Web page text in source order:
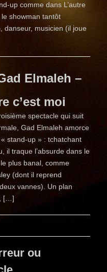
up comme dans L’autre
le showman tantôt
danseur, musicien (il joue
Elmaleh –
c’est moi
spectacle qui suit
Gad Elmaleh amorce
stand-up » : tchatchant
il traque l’absurde dans le
plus banal, comme
(dont il reprend
vannes). Un plan
[…]
ou